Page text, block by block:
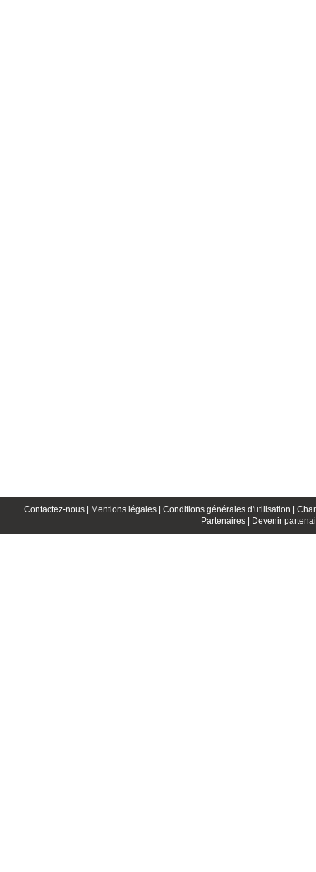
Contactez-nous | Mentions légales | Conditions générales d'utilisation |
Partenaires |
Devenir